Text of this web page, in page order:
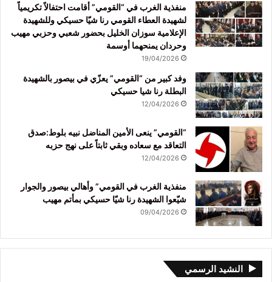
منفذية الغرب في “القومي” أقامت احتفالاً تكريمياً
لشهيدة العطاء القومي رنا شيّا حسيكي وللشهيدة
الإعلامية سوزان الخليل بحضور شعبي وحزبي مهيب
وحردان يمنحهما أوسمة
19/04/2026
وفد كبير من “القومي” يعزّي في بيصور بالشهيدة
البطلة رنا شيا حسيكي
12/04/2026
“القومي” ينعى الأمين المناضل نبيه بلوط:صدق
التعاقد مع سعاده وبقي ثابتاً على نهج حزبه
12/04/2026
منفذية الغرب في القومي” وأهالي بيصور والجوار
شيّعوا الشهيدة رنا شيّا حسيكي بمأتم مهيب
09/04/2026
النشيد الرسمي